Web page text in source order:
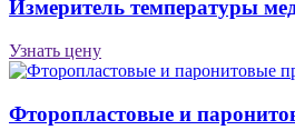
Измеритель температуры
Узнать цену
Фторопластовые и